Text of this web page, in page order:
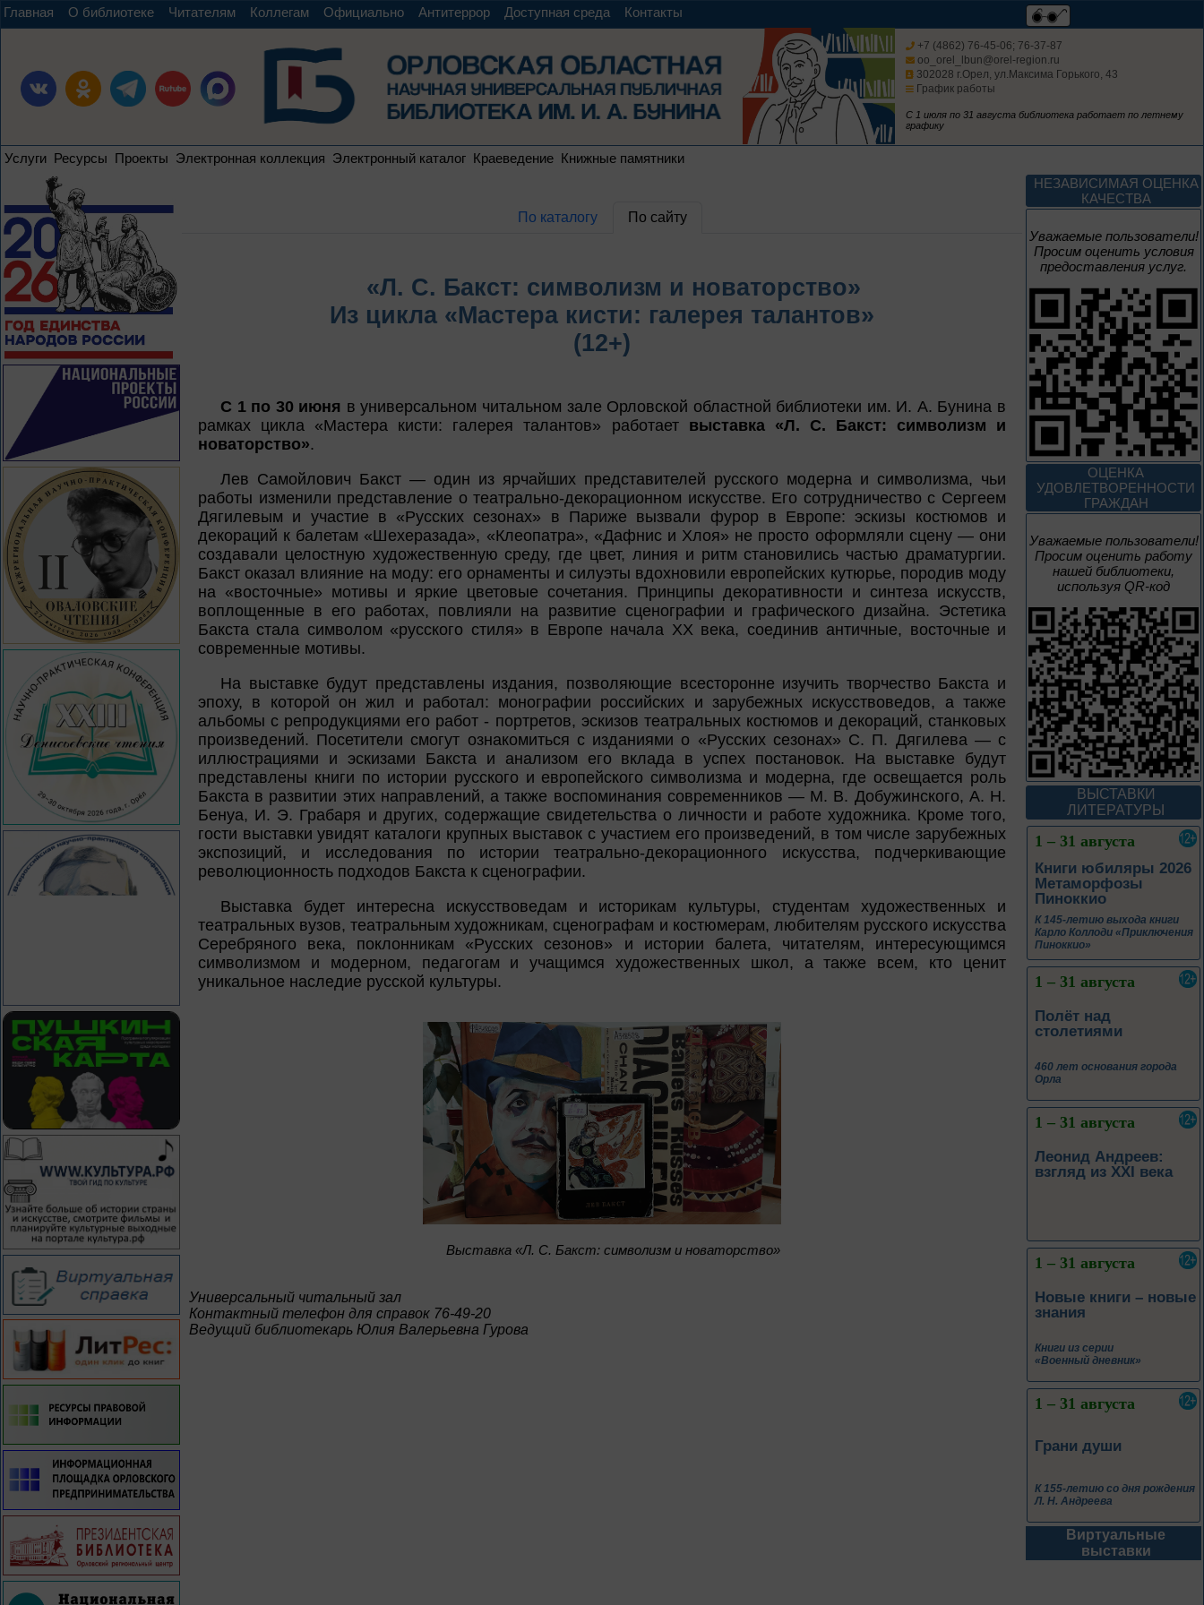
Главная О библиотеке Читателям Коллегам Официально Антитеррор Доступная среда Контакты
+7 (4862) 76-45-06; 76-37-87
oo_orel_lbun@orel-region.ru
302028 г.Орел, ул.Максима Горького, 43
График работы
С 1 июля по 31 августа библиотека работает по летнему
графику
Услуги Ресурсы Проекты Электронная коллекция Электронный каталог Краеведение Книжные памятники
По каталогу По сайту
«Л. С. Бакст: символизм и новаторство»
Из цикла «Мастера кисти: галерея талантов»
(12+)
С 1 по 30 июня в универсальном читальном зале Орловской областной библиотеки им. И. А. Бунина в
рамках цикла «Мастера кисти: галерея талантов» работает выставка «Л. С. Бакст: символизм и
новаторство».
Лев Самойлович Бакст — один из ярчайших представителей русского модерна и символизма, чьи
работы изменили представление о театрально-декорационном искусстве. Его сотрудничество с Сергеем
Дягилевым и участие в «Русских сезонах» в Париже вызвали фурор в Европе: эскизы костюмов и
декораций к балетам «Шехеразада», «Клеопатра», «Дафнис и Хлоя» не просто оформляли сцену — они
создавали целостную художественную среду, где цвет, линия и ритм становились частью драматургии.
Бакст оказал влияние на моду: его орнаменты и силуэты вдохновили европейских кутюрье, породив моду
на «восточные» мотивы и яркие цветовые сочетания. Принципы декоративности и синтеза искусств,
воплощенные в его работах, повлияли на развитие сценографии и графического дизайна. Эстетика
Бакста стала символом «русского стиля» в Европе начала XX века, соединив античные, восточные и
современные мотивы.
На выставке будут представлены издания, позволяющие всесторонне изучить творчество Бакста и
эпоху, в которой он жил и работал: монографии российских и зарубежных искусствоведов, а также
альбомы с репродукциями его работ - портретов, эскизов театральных костюмов и декораций, станковых
произведений. Посетители смогут ознакомиться с изданиями о «Русских сезонах» С. П. Дягилева — с
иллюстрациями и эскизами Бакста и анализом его вклада в успех постановок. На выставке будут
представлены книги по истории русского и европейского символизма и модерна, где освещается роль
Бакста в развитии этих направлений, а также воспоминания современников — М. В. Добужинского, А. Н.
Бенуа, И. Э. Грабаря и других, содержащие свидетельства о личности и работе художника. Кроме того,
гости выставки увидят каталоги крупных выставок с участием его произведений, в том числе зарубежных
экспозиций, и исследования по истории театрально-декорационного искусства, подчеркивающие
революционность подходов Бакста к сценографии.
Выставка будет интересна искусствоведам и историкам культуры, студентам художественных и
театральных вузов, театральным художникам, сценографам и костюмерам, любителям русского искусства
Серебряного века, поклонникам «Русских сезонов» и истории балета, читателям, интересующимся
символизмом и модерном, педагогам и учащимся художественных школ, а также всем, кто ценит
уникальное наследие русской культуры.
Bыставка «Л. С. Бакст: символизм и новаторство»
Универсальный читальный зал
Контактный телефон для справок 76-49-20
Ведущий библиотекарь Юлия Валерьевна Гурова
НЕЗАВИСИМАЯ ОЦЕНКА
КАЧЕСТВА
Уважаемые пользователи!
Просим оценить условия
предоставления услуг.
ОЦЕНКА
УДОВЛЕТВОРЕННОСТИ
ГРАЖДАН
Уважаемые пользователи!
Просим оценить работу
нашей библиотеки,
используя QR-код
ВЫСТАВКИ
ЛИТЕРАТУРЫ
августа
Человек и природа
Мгновения
композитора Микаэла
Леоновича Таривердиева
10 – 24 августа
Sir Walter Scott
К 255-летию со дня рождения
Вальтера Скотта
18 – 26 августа
Сын сложного века
К 155 летию со дня рождения
Л. Н. Андреева
1 июня – 30
августа
Культурная суббота.
помощь участника
1 июня – 31
августа
Безопасным будет
путь!
1 – 31 августа
Книги юбиляры 2026
Метаморфозы
Пиноккио
К 145-летию выхода книги
Карло Коллоди «Приключения
Пиноккио»
1 – 31 августа
Полёт над
столетиями
460 лет основания города
Орла
1 – 31 августа
Леонид Андреев:
взгляд из XXI века
1 – 31 августа
Новые книги – новые
знания
Книги из серии
«Военный дневник»
1 – 31 августа
Грани души
К 155-летию со дня рождения
Л. Н. Андреева
1 – 31 августа
Виртуальные
выставки